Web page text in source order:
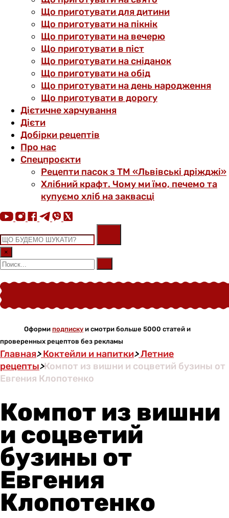
Що приготувати для дитини
Що приготувати на пікнік
Що приготувати на вечерю
Що приготувати в піст
Що приготувати на сніданок
Що приготувати на обід
Що приготувати на день народження
Що приготувати в дорогу
Дієтичне харчування
Дієти
Добірки рецептів
Про нас
Спецпроєкти
Рецепти пасок з ТМ «Львівські дріжджі»
Хлібний крафт. Чому ми їмо, печемо та
купуємо хліб на заквасці
×
Оформи подписку и смотри больше 5000 статей и
проверенных рецептов без рекламы
Главная>Коктейли и напитки>Летние
рецепты>Компот из вишни и соцветий бузины от
Евгения Клопотенко
Компот из вишни
и соцветий
бузины от
Евгения
Клопотенко